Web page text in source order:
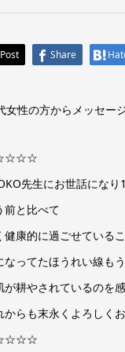
Post Share
女性の方からメッセー
先生にお世話にな
前と比べて
健康的に過ごせている
なってたほうれい線も
が耕やされているのを
からも末永くよろしく